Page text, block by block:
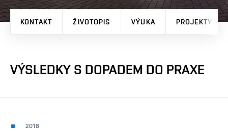
KONTAKT ŽIVOTOPIS VÝUKA PROJEKTY
VÝSLEDKY S DOPADEM DO PRAXE
2018